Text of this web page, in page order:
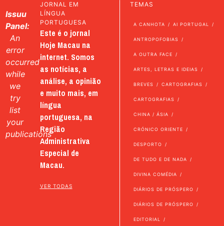
Issuu
Panel:
An
error
occurred
while
we
try
list
your
publications
JORNAL EM
LÍNGUA
PORTUGUESA
Este é o jornal
Hoje Macau na
internet. Somos
as notícias, a
análise, a opinião
e muito mais, em
língua
portuguesa, na
Região
Administrativa
Especial de
Macau.
VER TODAS
TEMAS
A CANHOTA AI PORTUGAL
ANTROPOFOBIAS
A OUTRA FACE
ARTES, LETRAS E IDEIAS
BREVES CARTOGRAFIAS
CARTOGRAFIAS
CHINA / ÁSIA
CRÓNICO ORIENTE
DESPORTO
DE TUDO E DE NADA
DIVINA COMÉDIA
DIÁRIOS DE PRÓSPERO
DIÁRIOS DE PRÓSPERO
EDITORIAL